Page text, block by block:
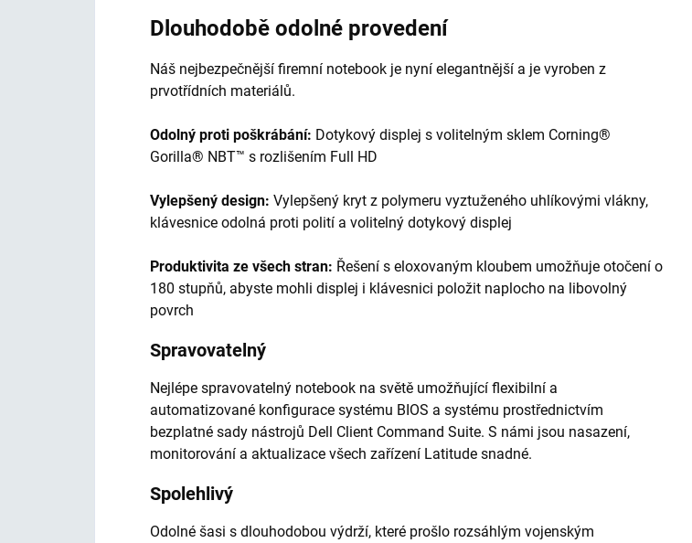
Dlouhodobě odolné provedení
Náš nejbezpečnější firemní notebook je nyní elegantnější a je vyroben z
prvotřídních materiálů.
Odolný proti poškrábání: Dotykový displej s volitelným sklem Corning®
Gorilla® NBT™ s rozlišením Full HD
Vylepšený design: Vylepšený kryt z polymeru vyztuženého uhlíkovými vlákny,
klávesnice odolná proti polití a volitelný dotykový displej
Produktivita ze všech stran: Řešení s eloxovaným kloubem umožňuje otočení o
180 stupňů, abyste mohli displej i klávesnici položit naplocho na libovolný
povrch
Spravovatelný
Nejlépe spravovatelný notebook na světě umožňující flexibilní a
automatizované konfigurace systému BIOS a systému prostřednictvím
bezplatné sady nástrojů Dell Client Command Suite. S námi jsou nasazení,
monitorování a aktualizace všech zařízení Latitude snadné.
Spolehlivý
Odolné šasi s dlouhodobou výdrží, které prošlo rozsáhlým vojenským